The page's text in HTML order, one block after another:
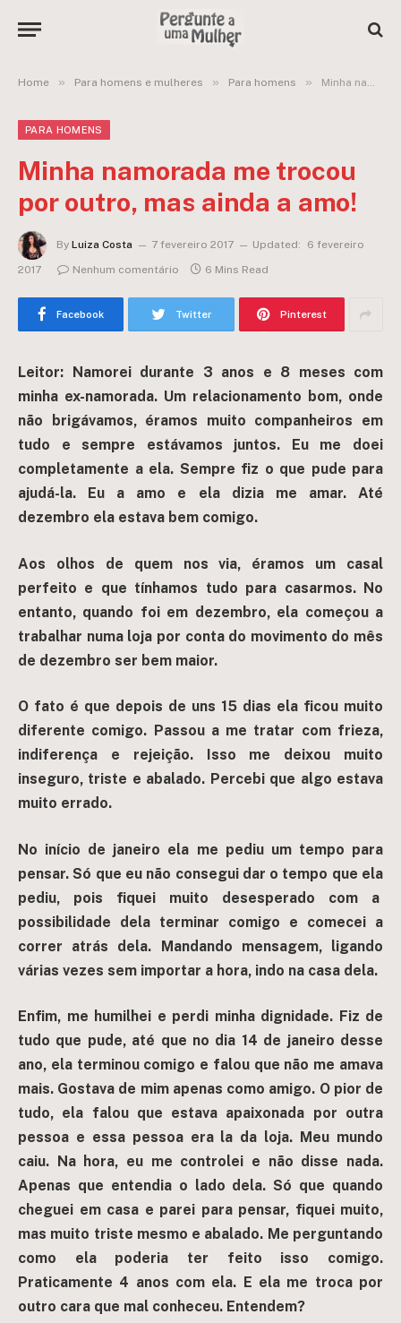
Home » Para homens e mulheres » Para homens » Minha namorada me trocou por outro, mas ainda a amo!
PARA HOMENS
Minha namorada me trocou
por outro, mas ainda a amo!
By Luiza Costa 7 fevereiro 2017 Updated:
6 fevereiro
2017
Nenhum comentário 6 Mins Read
Facebook Twitter Pinterest
Leitor: Namorei durante 3 anos e 8 meses com
minha ex-namorada. Um relacionamento bom, onde
não brigávamos, éramos muito companheiros em
tudo e sempre estávamos juntos. Eu me doei
completamente a ela. Sempre fiz o que pude para
ajudá-la. Eu a amo e ela dizia me amar. Até
dezembro ela estava bem comigo.
Aos olhos de quem nos via, éramos um casal
perfeito e que tínhamos tudo para casarmos. No
entanto, quando foi em dezembro, ela começou a
trabalhar numa loja por conta do movimento do mês
de dezembro ser bem maior.
O fato é que depois de uns 15 dias ela ficou muito
diferente comigo. Passou a me tratar com frieza,
indiferença e rejeição. Isso me deixou muito
inseguro, triste e abalado. Percebi que algo estava
muito errado.
No início de janeiro ela me pediu um tempo para
pensar. Só que eu não consegui dar o tempo que ela
pediu, pois fiquei muito desesperado com a
possibilidade dela terminar comigo e comecei a
correr atrás dela. Mandando mensagem, ligando
várias vezes sem importar a hora, indo na casa dela.
Enfim, me humilhei e perdi minha dignidade. Fiz de
tudo que pude, até que no dia 14 de janeiro desse
ano, ela terminou comigo e falou que não me amava
mais. Gostava de mim apenas como amigo. O pior de
tudo, ela falou que estava apaixonada por outra
pessoa e essa pessoa era la da loja. Meu mundo
caiu. Na hora, eu me controlei e não disse nada.
Apenas que entendia o lado dela. Só que quando
cheguei em casa e parei para pensar, fiquei muito,
mas muito triste mesmo e abalado. Me perguntando
como ela poderia ter feito isso comigo.
Praticamente 4 anos com ela. E ela me troca por
outro cara que mal conheceu. Entendem?